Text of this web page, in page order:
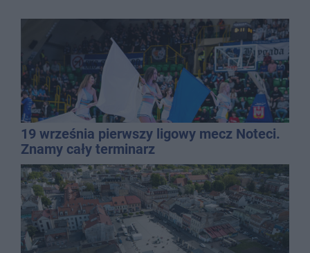
19 września pierwszy ligowy mecz Noteci.
Znamy cały terminarz